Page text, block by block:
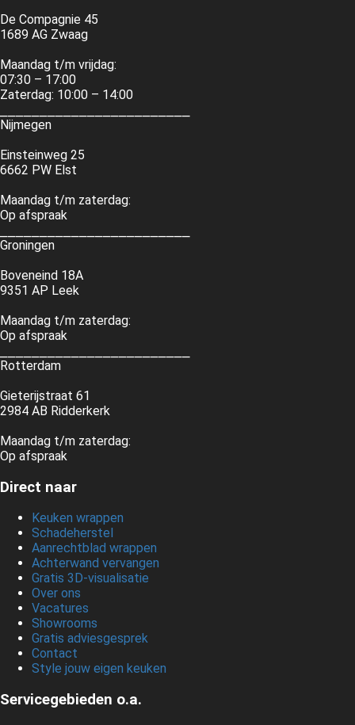
De Compagnie 45
1689 AG Zwaag
Maandag t/m vrijdag:
07:30 – 17:00
Zaterdag: 10:00 – 14:00
Nijmegen
Einsteinweg 25
6662 PW Elst
Maandag t/m zaterdag:
Op afspraak
Groningen
Boveneind 18A
9351 AP Leek
Maandag t/m zaterdag:
Op afspraak
Rotterdam
Gieterijstraat 61
2984 AB Ridderkerk
Maandag t/m zaterdag:
Op afspraak
Direct naar
Keuken wrappen
Schadeherstel
Aanrechtblad wrappen
Achterwand vervangen
Gratis 3D-visualisatie
Over ons
Vacatures
Showrooms
Gratis adviesgesprek
Contact
Style jouw eigen keuken
Servicegebieden o.a.